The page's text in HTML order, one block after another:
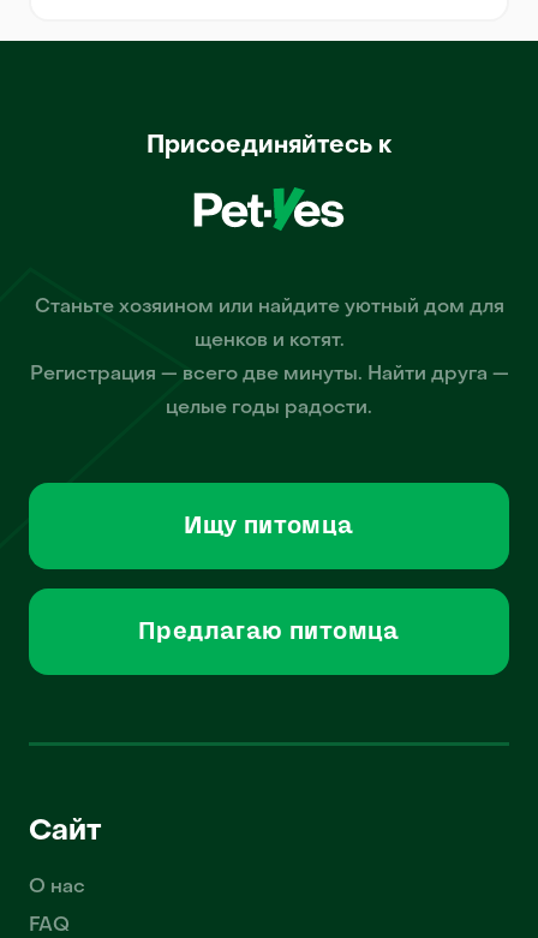
Присоединяйтесь к
Станьте хозяином или найдите уютный дом для
щенков и котят.
Регистрация — всего две минуты. Найти друга —
целые годы радости.
Ищу питомца
Предлагаю питомца
Сайт
О нас
FAQ